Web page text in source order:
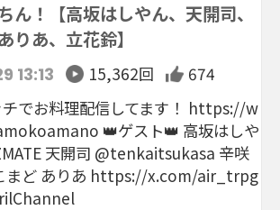
ん！【高坂はしやん、天開司、
りあ、立花鈴】
13:13 15,362回
674
チでお料理配信してます！ https://w
👑ゲスト👑 高坂はしや
天開司 @tenkaitsukasa 辛咲
まど ありあ https://x.com/air_trpg